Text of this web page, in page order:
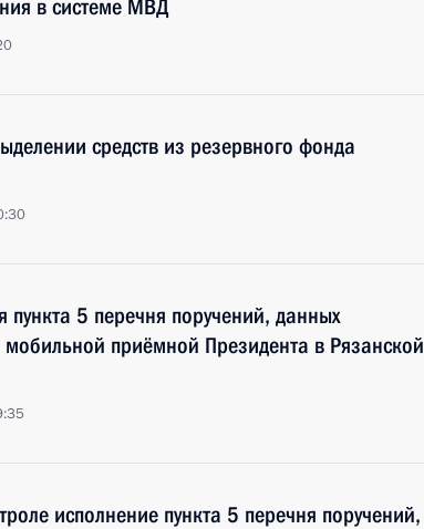
в системе МВД
средств из резервного фонда
пункта 5 перечня поручений, данных
приёмной Президента в Рязанской
исполнение пункта 5 перечня поручений,